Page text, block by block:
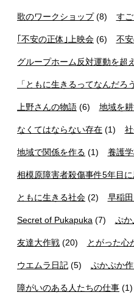
歌のワークショップ(8) す
｢不安の正体｣上映会 (6) 不
グループホーム反対運動を超
「ともに生きるってなんだろ
上野さんの物語 (6) 地域を
なくてはならない存在 (1)
地域で関係を作る (1) 養護
相模原障害者殺傷事件5年目に
ともに生きる社会 (2) 早稲
Secret of Pukapuka (7) ぷか
友達大作戦 (20) とがった心
ウエムラ日記 (5) ぷかぷか
障がいのある人たちの仕事 (1)